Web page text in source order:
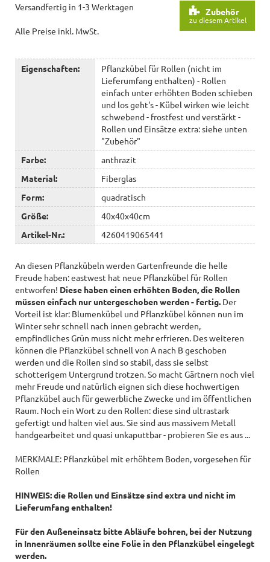
Zubehör
zu diesem Artikel
Versandfertig in 1-3 Werktagen
Alle Preise inkl. MwSt.
Eigenschaften:
Pflanzkübel für Rollen (nicht im
Lieferumfang enthalten) - Rollen
einfach unter erhöhten Boden schieben
und los geht's - Kübel wirken wie leicht
schwebend - frostfest und verstärkt -
Rollen und Einsätze extra: siehe unten
"Zubehör"
Farbe:
anthrazit
Material:
Fiberglas
Form:
quadratisch
Größe:
40x40x40cm
Artikel-Nr.:
4260419065441
An diesen Pflanzkübeln werden Gartenfreunde die helle
Freude haben: eastwest hat neue Pflanzkübel für Rollen
entworfen! Diese haben einen erhöhten Boden, die Rollen
müssen einfach nur untergeschoben werden - fertig. Der
Vorteil ist klar: Blumenkübel und Pflanzkübel können nun im
Winter sehr schnell nach innen gebracht werden,
empfindliches Grün muss nicht mehr erfrieren. Des weiteren
können die Pflanzkübel schnell von A nach B geschoben
werden und die Rollen sind so stabil, dass sie selbst
schotterigem Untergrund trotzen. So macht Gärtnern noch viel
mehr Freude und natürlich eignen sich diese hochwertigen
Pflanzkübel auch für gewerbliche Zwecke und im öffentlichen
Raum. Noch ein Wort zu den Rollen: diese sind ultrastark
gefertigt und halten viel aus. Sie sind aus massivem Metall
handgearbeitet und quasi unkaputtbar - probieren Sie es aus ...
MERKMALE: Pflanzkübel mit erhöhtem Boden, vorgesehen für
Rollen
HINWEIS:die Rollen und Einsätze sind extra und nicht im
Lieferumfang enthalten!
Für den Außeneinsatz bitte Abläufe bohren, bei der Nutzung
in Innenräumen sollte eine Folie in den Pflanzkübel eingelegt
werden.